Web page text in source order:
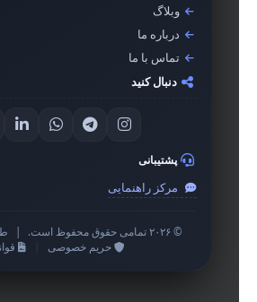
وبلاگ
درباره ما
تماس با ما
دنبال کنید
پشتیبانی
مرکز راهنمایی
© ۲۰۲۶ تمامی حقوق محفوظ است.
حریم خصوصی